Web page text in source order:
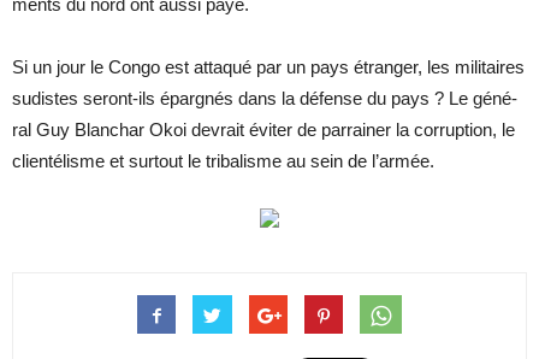
ments du nord ont aussi payé.
Si un jour le Congo est at­ta­qué par un pays étran­ger, les mi­li­taires
su­distes se­ront-ils épar­gnés dans la dé­fense du pays ? Le gé­né­
ral Guy Blan­char Okoi de­vrait évi­ter de par­rai­ner la cor­rup­tion, le
clien­té­lisme et sur­tout le tri­ba­lisme au sein de l’ar­mée.